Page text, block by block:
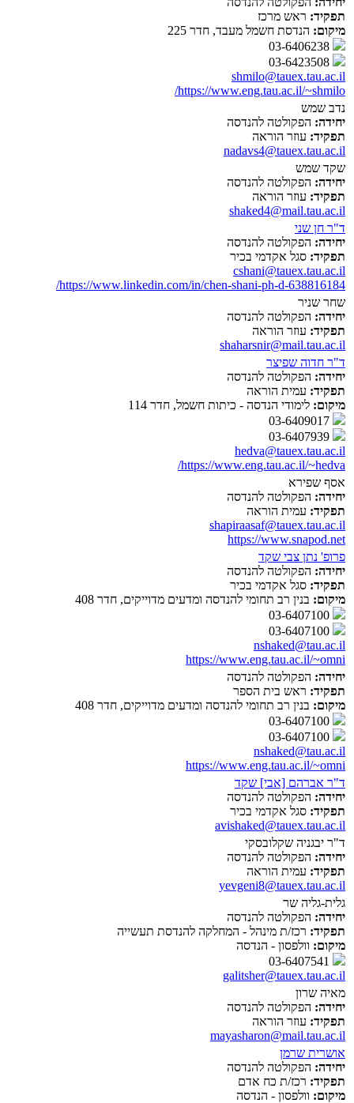
תפקיד: ראש מרכז
מיקום: הנדסת חשמל מעבד, חדר 225
shmilo@tauex.tau.ac.il
https://www.eng.tau.ac.il/~shmilo/
נדב שמש
יחידה: הפקולטה להנדסה
תפקיד: עוזר הוראה
nadavs4@tauex.tau.ac.il
שקד שמש
יחידה: הפקולטה להנדסה
תפקיד: עוזר הוראה
shaked4@mail.tau.ac.il
ד"ר חן שני
יחידה: הפקולטה להנדסה
תפקיד: סגל אקדמי בכיר
cshani@tauex.tau.ac.il
https://www.linkedin.com/in/chen-shani-ph-d-638816184/
שחר שניר
יחידה: הפקולטה להנדסה
תפקיד: עוזר הוראה
shaharsnir@mail.tau.ac.il
ד"ר חדוה שפיצר
יחידה: הפקולטה להנדסה
תפקיד: עמית הוראה
מיקום: לימודי הנדסה - כיתות חשמל, חדר 114
hedva@tauex.tau.ac.il
https://www.eng.tau.ac.il/~hedva/
אסף שפירא
יחידה: הפקולטה להנדסה
תפקיד: עמית הוראה
shapiraasaf@tauex.tau.ac.il
https://www.snapod.net
פרופ' נתן צבי שקד
יחידה: הפקולטה להנדסה
תפקיד: סגל אקדמי בכיר
מיקום: בנין רב תחומי להנדסה ומדעים מדוייקים, חדר 408
nshaked@tau.ac.il
https://www.eng.tau.ac.il/~omni
יחידה: הפקולטה להנדסה
תפקיד: ראש בית הספר
מיקום: בנין רב תחומי להנדסה ומדעים מדוייקים, חדר 408
nshaked@tau.ac.il
https://www.eng.tau.ac.il/~omni
ד"ר אברהם [אבי] שקד
יחידה: הפקולטה להנדסה
תפקיד: סגל אקדמי בכיר
avishaked@tauex.tau.ac.il
ד"ר יבגניה שקלובסקי
יחידה: הפקולטה להנדסה
תפקיד: עמית הוראה
yevgeni8@tauex.tau.ac.il
גלית-גליה שר
יחידה: הפקולטה להנדסה
תפקיד: רכז/ת מינהל - המחלקה להנדסת תעשייה
מיקום: וולפסון - הנדסה
galitsher@tauex.tau.ac.il
מאיה שרון
יחידה: הפקולטה להנדסה
תפקיד: עוזר הוראה
mayasharon@mail.tau.ac.il
אושרית שרמן
יחידה: הפקולטה להנדסה
תפקיד: רכז/ת כח אדם
מיקום: וולפסון - הנדסה